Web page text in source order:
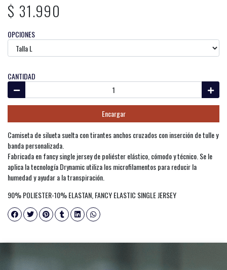
$ 31.990
OPCIONES
CANTIDAD
Encargar
Camiseta de silueta suelta con tirantes anchos cruzados con inserción de tulle y
banda personalizada.
Fabricada en fancy single jersey de poliéster elástico, cómodo y técnico. Se le
aplica la tecnología Drynamic utiliza los microfilamentos para reducir la
humedad y ayudar a la transpiración.
90% POLIESTER-10% ELASTAN, FANCY ELASTIC SINGLE JERSEY